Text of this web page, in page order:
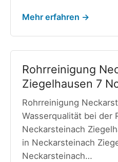
Mehr erfahren →
Rohrreinigung
Ziegelhausen 7
Rohrreinigung
Wasserqualität bei der
Neckarsteinach
in Neckarsteinach
Neckarsteinach…